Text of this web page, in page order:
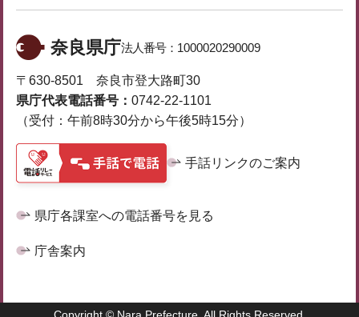
奈良県庁法人番号： 1000020290009
〒630-8501 奈良市登大路町30
県庁代表電話番号： 0742-22-1101
（受付：午前8時30分から午後5時15分）
手話リンクのご案内
県庁各課室への電話番号を見る
庁舎案内
Copyright © Nara Prefecture. All Rights Reserved.